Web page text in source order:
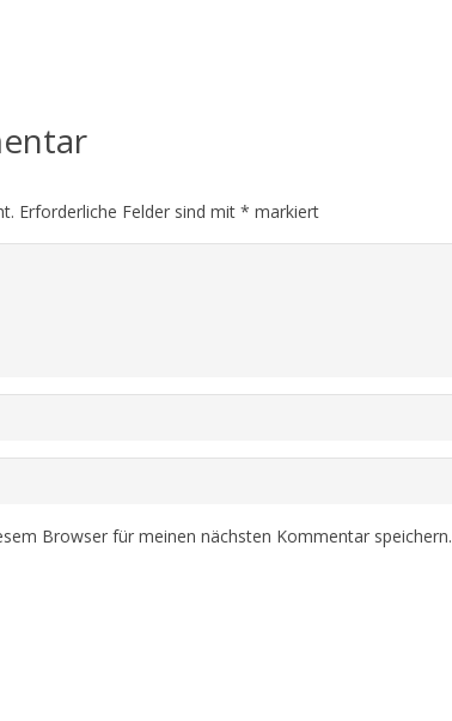
Erforderliche Felder sind mit * markiert
Browser für meinen nächsten Kommentar speichern.